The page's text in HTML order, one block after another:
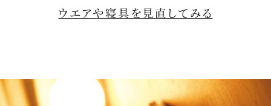
ウエアや寝具を見直してみる